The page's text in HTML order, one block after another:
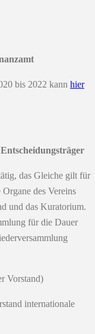
bis 2022 kann hier
das Gleiche gilt für
des Vereins
und das Kuratorium.
für die Dauer
Vorstand)
internationale